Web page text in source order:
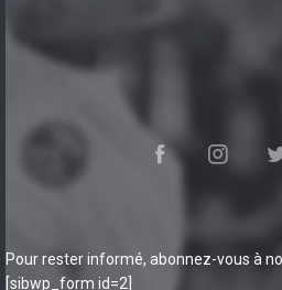
Pour rester informé, abonnez-vous à
[sibwp_form id=2]